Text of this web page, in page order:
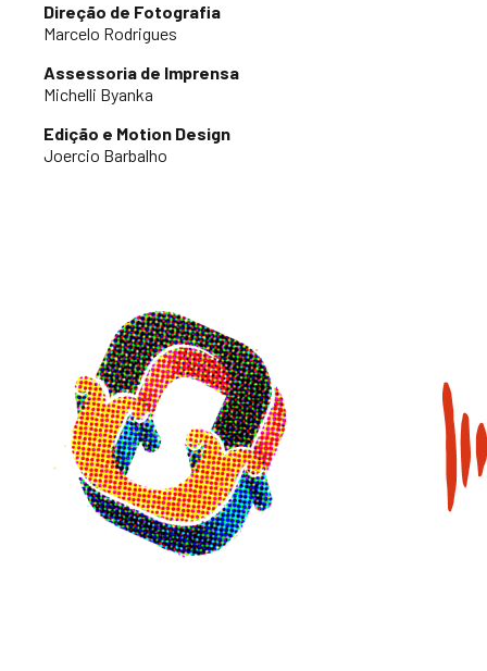
Direção de Fotografia
Marcelo Rodrigues
Assessoria de Imprensa
Michelli Byanka
Edição e Motion Design
Joercio Barbalho